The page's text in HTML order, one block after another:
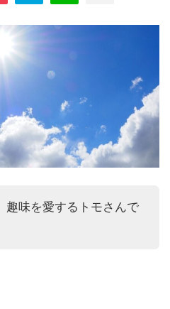
趣味を愛するトモさんで